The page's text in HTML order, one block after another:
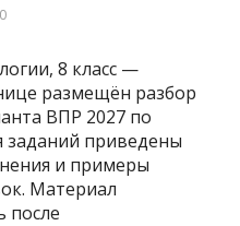
8 класс —
размещён разбор
ВПР 2027 по
заданий приведены
и примеры
Материал
после